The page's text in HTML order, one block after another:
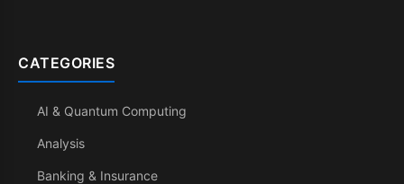
CATEGORIES
AI & Quantum Computing
Analysis
Banking & Insurance